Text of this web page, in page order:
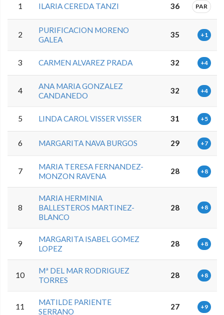
1 ILARIA CEREDA TANZI 36 PAR
2
PURIFICACION MORENO
GALEA
35 +1
3 CARMEN ALVAREZ PRADA 32 +4
4
ANA MARIA GONZALEZ
CANDANEDO
32 +4
5 LINDA CAROL VISSER VISSER 31 +5
6 MARGARITA NAVA BURGOS 29 +7
7
MARIA TERESA FERNANDEZ-
MONZON RAVENA
28 +8
8
MARIA HERMINIA
BALLESTEROS MARTINEZ-
BLANCO
28 +8
9
MARGARITA ISABEL GOMEZ
LOPEZ
28 +8
10
Mª DEL MAR RODRIGUEZ
TORRES
28 +8
11
MATILDE PARIENTE
SERRANO
27 +9